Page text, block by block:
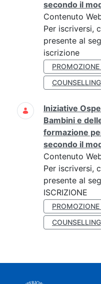
secondo il
Contenuto
Per iscriversi,
presente al
iscrizione
COUNSELLING
Iniziative
Bambini e
formazione
secondo il
Contenuto
Per iscriversi,
presente al
ISCRIZIONE
COUNSELLING